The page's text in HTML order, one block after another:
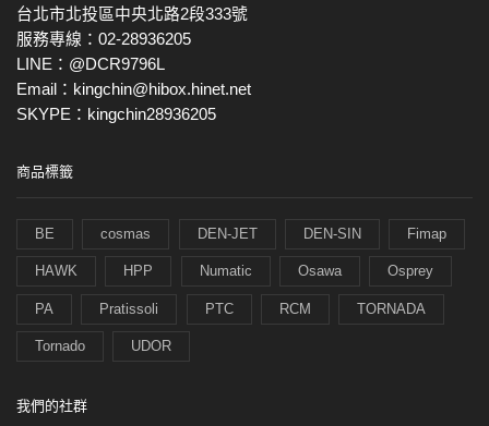
台北市北投區中央北路2段333號
服務專線：02-28936205
LINE：@DCR9796L
Email：kingchin@hibox.hinet.net
SKYPE：kingchin28936205
商品標籤
BE cosmas DEN-JET DEN-SIN Fimap
HAWK HPP Numatic Osawa Osprey
PA Pratissoli PTC RCM TORNADA
Tornado UDOR
我們的社群